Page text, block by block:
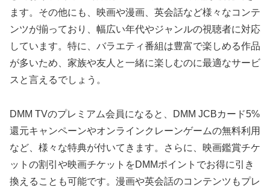
ます。その他にも、映画や漫画、英会話など様々なコンテ
ンツが揃っており、幅広い年代やジャンルの視聴者に対応
しています。特に、バラエティ番組は豊富で楽しめる作品
が多いため、家族や友人と一緒に楽しむのに最適なサービ
スと言えるでしょう。
DMM TVのプレミアム会員になると、DMM JCBカード5%
還元キャンペーンやオンラインクレーンゲームの無料利用
など、様々な特典が付いてきます。さらに、映画鑑賞チケ
ットの割引や映画チケットをDMMポイントでお得に引き
換えることも可能です。漫画や英会話のコンテンツもプレ